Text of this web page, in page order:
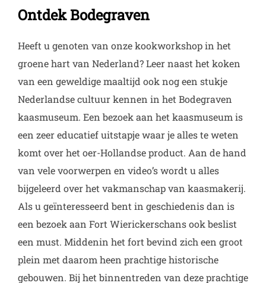
Ontdek Bodegraven
Heeft u genoten van onze kookworkshop in het
groene hart van Nederland? Leer naast het koken
van een geweldige maaltijd ook nog een stukje
Nederlandse cultuur kennen in het Bodegraven
kaasmuseum. Een bezoek aan het kaasmuseum is
een zeer educatief uitstapje waar je alles te weten
komt over het oer-Hollandse product. Aan de hand
van vele voorwerpen en video’s wordt u alles
bijgeleerd over het vakmanschap van kaasmakerij.
Als u geïnteresseerd bent in geschiedenis dan is
een bezoek aan Fort Wierickerschans ook beslist
een must. Middenin het fort bevind zich een groot
plein met daarom heen prachtige historische
gebouwen. Bij het binnentreden van deze prachtige